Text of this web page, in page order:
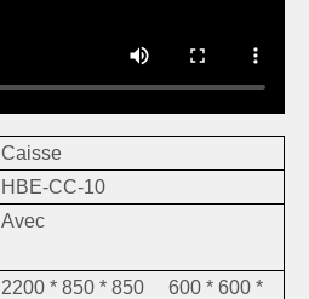
Caisse ​
HBE-CC-10
Avec
2200 * 850 * 850 600 * 600 *